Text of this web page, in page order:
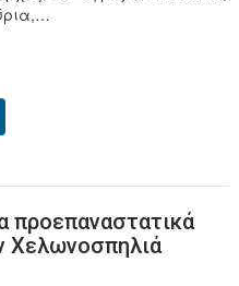
προεπαναστατικά
Χελωνοσπηλιά